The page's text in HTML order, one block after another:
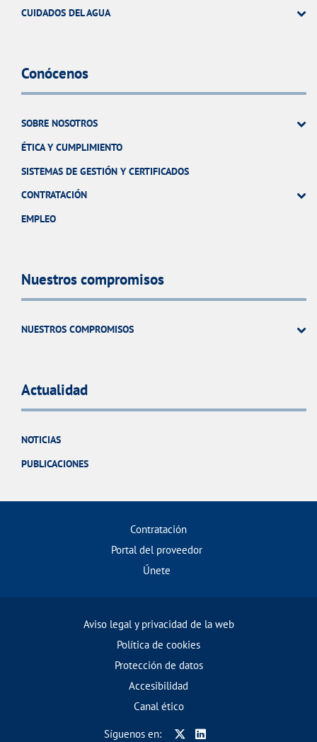
CUIDADOS DEL AGUA
Conócenos
SOBRE NOSOTROS
ÉTICA Y CUMPLIMIENTO
SISTEMAS DE GESTIÓN Y CERTIFICADOS
CONTRATACIÓN
EMPLEO
Nuestros compromisos
NUESTROS COMPROMISOS
Actualidad
NOTICIAS
PUBLICACIONES
Contratación
Portal del proveedor
Únete
Aviso legal y privacidad de la web
Política de cookies
Protección de datos
Accesibilidad
Canal ético
Síguenos en: